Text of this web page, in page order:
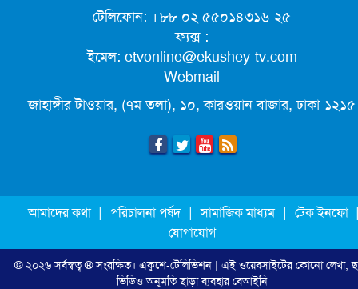
লিগ্যাল এইডের মাধ্যমে সন্তান ফিরে পেল
সেই কিশোরী মা জুঁই
জেট ফুয়েলের দাম কমলো লিটারে ১৯ টাকা
মূল্যস্ফীতি কমে জুনে ৯ দশমিক ১৬ শতাংশ
ছুটিতে গিয়ে না ফিরলে ৩ বছরের নিষেধাজ্ঞা,
নতুন নিয়ম সৌদির
এনবিআরের সবাই প্রস্তুত, রাজস্ব আদায়ের
টেলিফোন: +৮৮ ০২ ৫৫০১৪৩১৬-২৫
ফ্যক্স :
ইমেল: etvonline@ekushey-tv.com
Webmail
জাহাঙ্গীর টাওয়ার, (৭ম তলা), ১০, কারওয়ান বাজার, ঢাকা-১২১৫
আমাদের কথা | পরিচালনা পর্ষদ | সামাজিক মাধ্যম | টেক ইনফো
যোগাযোগ
© ২০২৬ সর্বস্বত্ব ® সংরক্ষিত। একুশে-টেলিভিশন | এই ওয়েবসাইটের কোনো লেখা,
ভিডিও অনুমতি ছাড়া ব্যবহার বেআইনি